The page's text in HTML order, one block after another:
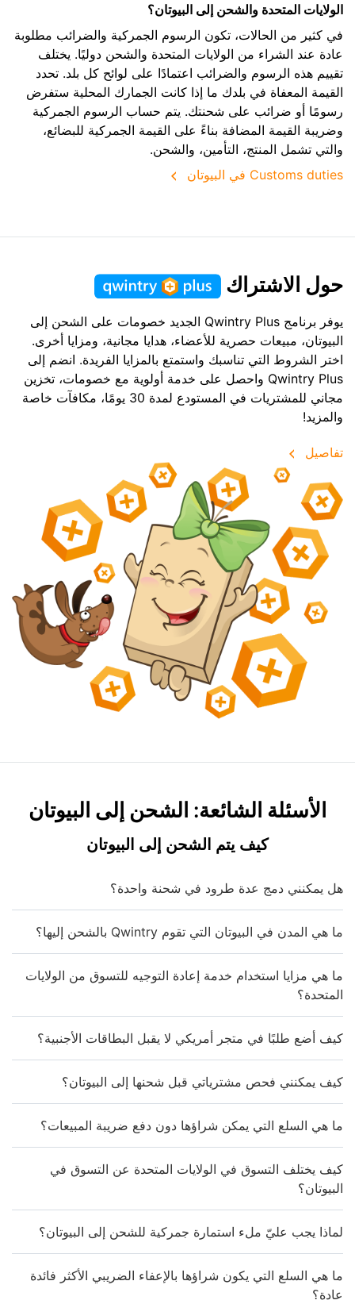
الولايات المتحدة والشحن إلى البيوتان؟
في كثير من الحالات، تكون الرسوم الجمركية والضرائب مطلوبة
عادة عند الشراء من الولايات المتحدة والشحن دوليًا. يختلف
تقييم هذه الرسوم والضرائب اعتمادًا على لوائح كل بلد. تحدد
القيمة المعفاة في بلدك ما إذا كانت الجمارك المحلية ستفرض
رسومًا أو ضرائب على شحنتك. يتم حساب الرسوم الجمركية
وضريبة القيمة المضافة بناءً على القيمة الجمركية للبضائع،
والتي تشمل المنتج، التأمين، والشحن.
Customs duties في البيوتان
حول الاشتراك
يوفر برنامج Qwintry Plus الجديد خصومات على الشحن إلى
البيوتان، مبيعات حصرية للأعضاء، هدايا مجانية، ومزايا أخرى.
اختر الشروط التي تناسبك واستمتع بالمزايا الفريدة. انضم إلى
Qwintry Plus واحصل على خدمة أولوية مع خصومات، تخزين
مجاني للمشتريات في المستودع لمدة 30 يومًا، مكافآت خاصة
والمزيد!
تفاصيل
الأسئلة الشائعة: الشحن إلى البيوتان
كيف يتم الشحن إلى البيوتان
هل يمكنني دمج عدة طرود في شحنة واحدة؟
ما هي المدن في البيوتان التي تقوم Qwintry بالشحن إليها؟
ما هي مزايا استخدام خدمة إعادة التوجيه للتسوق من الولايات
المتحدة؟
كيف أضع طلبًا في متجر أمريكي لا يقبل البطاقات الأجنبية؟
كيف يمكنني فحص مشترياتي قبل شحنها إلى البيوتان؟
ما هي السلع التي يمكن شراؤها دون دفع ضريبة المبيعات؟
كيف يختلف التسوق في الولايات المتحدة عن التسوق في
البيوتان؟
لماذا يجب عليّ ملء استمارة جمركية للشحن إلى البيوتان؟
ما هي السلع التي يكون شراؤها بالإعفاء الضريبي الأكثر فائدة
عادة؟